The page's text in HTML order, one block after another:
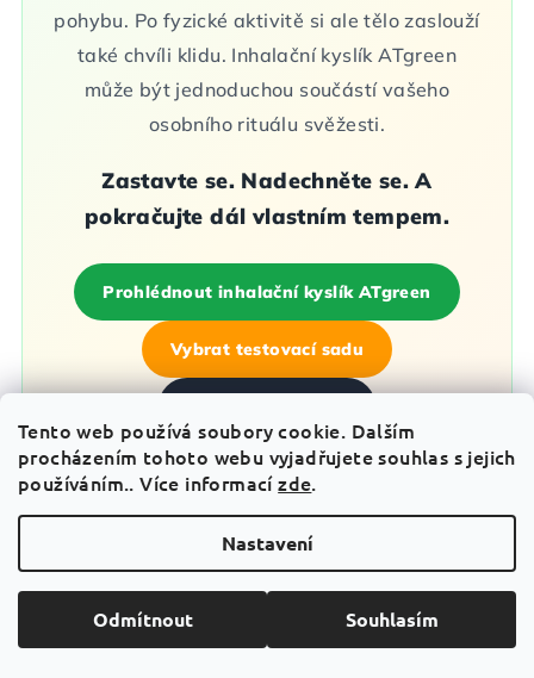
Tento web používá soubory cookie. Dalším
procházením tohoto webu vyjadřujete souhlas s jejich
používáním.. Více informacízde.
Nastavení
Odmítnout Souhlasím
pohybu. Po fyzické aktivitě si ale tělo zaslouží
také chvíli klidu. Inhalační kyslík ATgreen
může být jednoduchou součástí vašeho
osobního rituálu svěžesti.
Zastavte se. Nadechněte se. A
pokračujte dál vlastním tempem.
Prohlédnout inhalační kyslík ATgreen
Vybrat testovací sadu
Důležité upozornění: Inhalační kyslík ATgreen je určený
pro běžné použití a osobní komfort. Nejedná se o
zdravotnický prostředek ani náhradu léčby, regenerace,
spánku, pitného režimu nebo odborné péče. V případě
zdravotních obtíží se vždy poraďte s lékařem.